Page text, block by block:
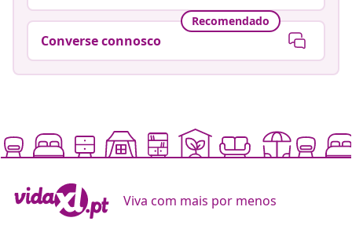
Recomendado
Converse connosco
Viva com mais por menos